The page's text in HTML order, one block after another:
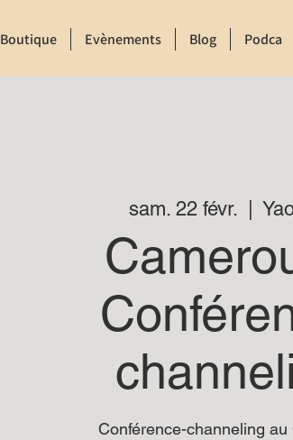
Boutique Evènements Blog Podcast
sam. 22 févr.
  |
Conférence-channeling au